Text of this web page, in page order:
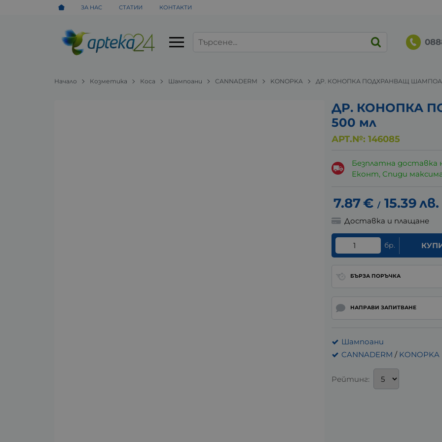
ЗА НАС СТАТИИ КОНТАКТИ
Начало Козметика Коса Шампоани CANNADERM KONOPKA ДР. КОНОПКА ПОДХРАНВАЩ
ДР. КОНОПКА
500 мл
АРТ.№: 146085
Безплатна доставка
Еконт, Спиди
7.87€ / 15.39лв.
Доставка и плащане
бр.
БЪРЗА ПОРЪЧКА
НАПРАВИ ЗАПИТВАНЕ
Шампоани
CANNADERM / KONOPKA
Рейтинг: